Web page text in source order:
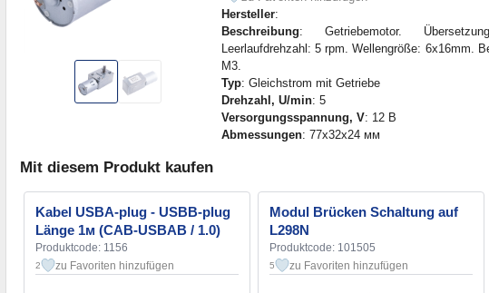
Hersteller:
Beschreibung: Getriebemotor.
Leerlaufdrehzahl: 5 rpm. Wellengröße: 6x16mm.
M3.
Typ: Gleichstrom mit Getriebe
Drehzahl, U/min: 5
Versorgungsspannung, V: 12 В
Abmessungen: 77x32x24 мм
Mit diesem Produkt kaufen
Kabel USBA-plug - USBB-plug
Länge 1м (CAB-USBAB / 1.0)
Produktcode: 1156
2 zu Favoriten hinzufügen
Modul Brücken Schaltung auf
L298N
Produktcode: 101505
5 zu Favoriten hinzufügen